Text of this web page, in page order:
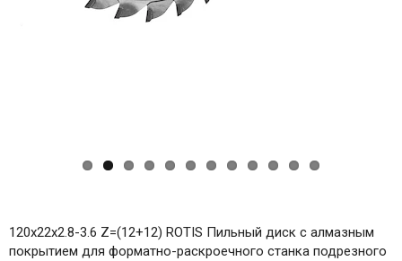
120x22x2.8-3.6 Z=(12+12) ROTIS Пильный диск с алмазным
покрытием для форматно-раскроечного станка подрезного